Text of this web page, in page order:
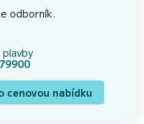
odborník.
cenovou nabídku